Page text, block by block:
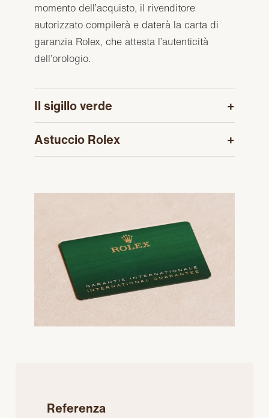
momento dell’acquisto, il rivenditore
autorizzato compilerà e daterà la carta di
garanzia Rolex, che attesta l’autenticità
dell’orologio.
Il sigillo verde
Astuccio Rolex
Referenza